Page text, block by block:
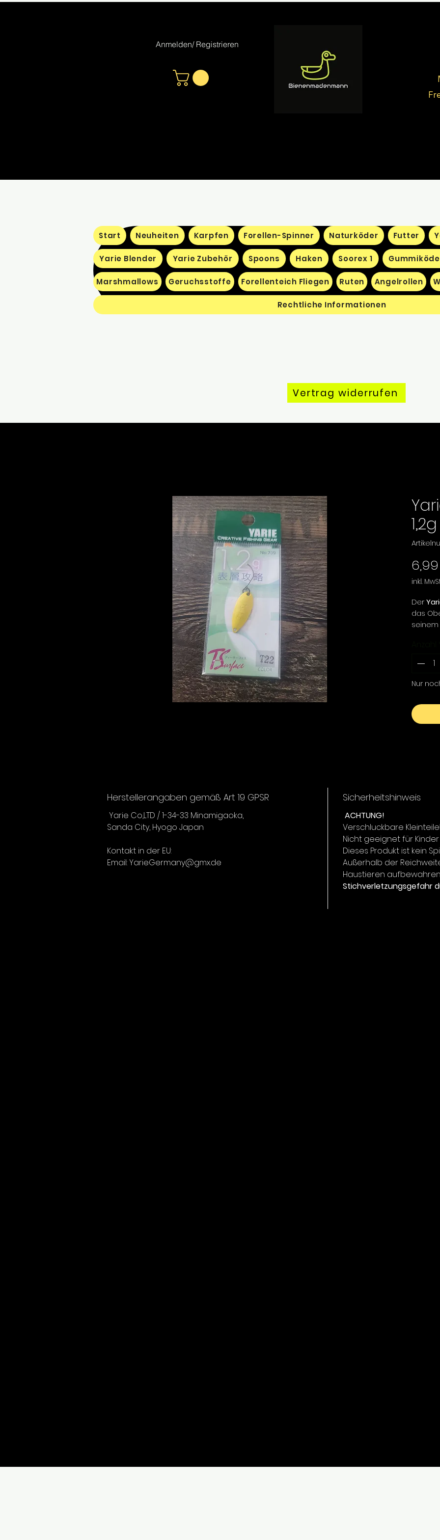
Anmelden/ Registrieren
Start Neuheiten Karpfen Forellen-Spinner Naturköder Futter
Yarie Blender Yarie Zubehör Spoons Haken Soorex 1
Marshmallows Geruchsstoffe Forellenteich Fliegen Ruten Angelrollen
Rechtliche Informationen
Vertrag widerrufen
inkl.
Der
das
auf
der
20 cm.
Nur
Herstellerangaben gemäß Art 19 GPSR
Yarie Co,LTD / 1-34-33 Minamigaoka,
Sanda City, Hyogo Japan
Kontakt in der EU:
Email: YarieGermany@gmx.de
Sicherheitshinweis
ACHTUNG!
Verschluckbare Kleinteile!
Nicht geeignet für
Dieses Produkt ist kein
Außerhalb der
Haustieren
Stichverletzungsgefahr